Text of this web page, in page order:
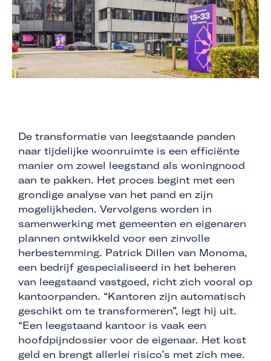
De transformatie van leegstaande panden
naar tijdelijke woonruimte is een efficiënte
manier om zowel leegstand als woningnood
aan te pakken. Het proces begint met een
grondige analyse van het pand en zijn
mogelijkheden. Vervolgens worden in
samenwerking met gemeenten en eigenaren
plannen ontwikkeld voor een zinvolle
herbestemming. Patrick Dillen van Monoma,
een bedrijf gespecialiseerd in het beheren
van leegstaand vastgoed, richt zich vooral op
kantoorpanden. “Kantoren zijn automatisch
geschikt om te transformeren”, legt hij uit.
“Een leegstaand kantoor is vaak een
hoofdpijndossier voor de eigenaar. Het kost
geld en brengt allerlei risico’s met zich mee.